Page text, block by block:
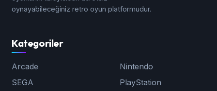
oynayabileceğiniz retro oyun platformudur.
Kategoriler
Arcade
Nintendo
SEGA
PlayStation